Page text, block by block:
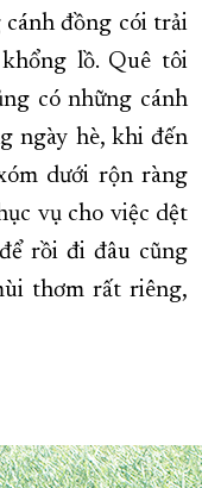
ĐIỆN
TỈNH KHÁNH HÒA
PHỐ TRỰC THUỘC
VỀ BÁO KHÁNH HÒA
đồng cói trải
lồ. Quê tôi
có những cánh
ngày hè, khi đến
dưới rộn ràng
vụ cho việc dệt
rồi đi đâu cũng
thơm rất riêng,